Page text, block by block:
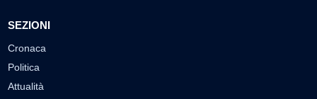
SEZIONI
Cronaca
Politica
Attualità